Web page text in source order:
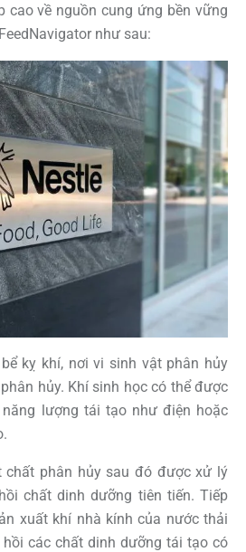
cao về nguồn cung ứng bền vững
như sau:
kỵ khí, nơi vi sinh vật phân hủy
hủy. Khí sinh học có thể được
lượng tái tạo như điện hoặc
chất phân hủy sau đó được xử lý
chất dinh dưỡng tiên tiến. Tiếp
xuất khí nhà kính của nước thải
các chất dinh dưỡng tái tạo có